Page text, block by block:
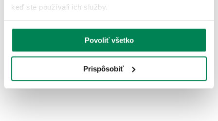
keď ste používali ich služby.
Povoliť všetko
Prispôsobiť
Mivardi Kŕmitko Method Feeder QMR Flat